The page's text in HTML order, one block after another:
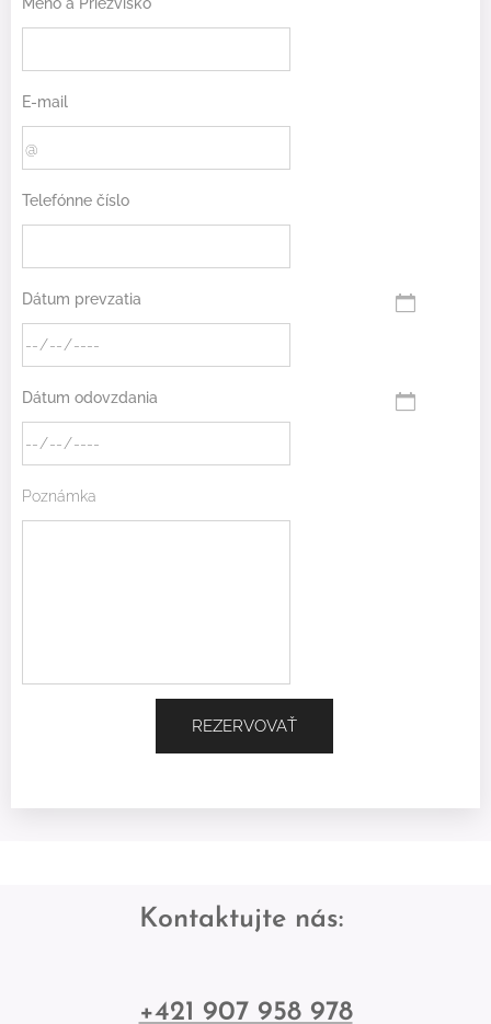
E-mail
Telefónne číslo
Dátum prevzatia
Dátum odovzdania
Poznámka
REZERVOVAŤ
Kontaktujte nás:
+421 907 958 978